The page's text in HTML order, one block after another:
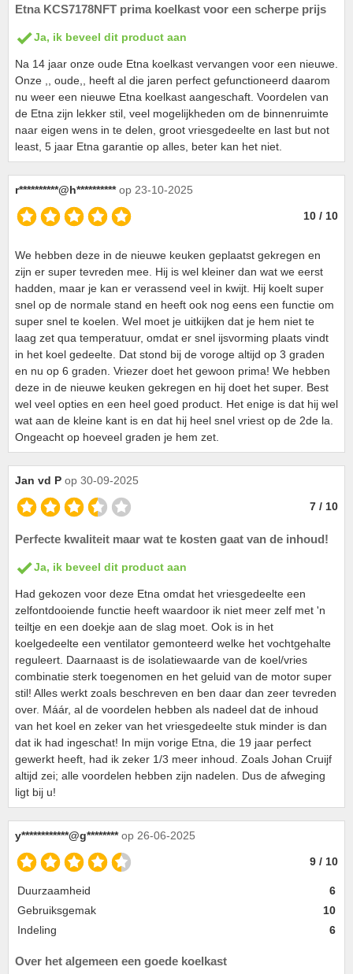
Etna KCS7178NFT prima koelkast voor een scherpe prijs
Ja, ik beveel dit product aan
Na 14 jaar onze oude Etna koelkast vervangen voor een nieuwe.
Onze ,, oude,, heeft al die jaren perfect gefunctioneerd daarom
nu weer een nieuwe Etna koelkast aangeschaft. Voordelen van
de Etna zijn lekker stil, veel mogelijkheden om de binnenruimte
naar eigen wens in te delen, groot vriesgedeelte en last but not
least, 5 jaar Etna garantie op alles, beter kan het niet.
r**********@h********** op 23-10-2025
10 / 10
We hebben deze in de nieuwe keuken geplaatst gekregen en
zijn er super tevreden mee. Hij is wel kleiner dan wat we eerst
hadden, maar je kan er verassend veel in kwijt. Hij koelt super
snel op de normale stand en heeft ook nog eens een functie om
super snel te koelen. Wel moet je uitkijken dat je hem niet te
laag zet qua temperatuur, omdat er snel ijsvorming plaats vindt
in het koel gedeelte. Dat stond bij de voroge altijd op 3 graden
en nu op 6 graden. Vriezer doet het gewoon prima! We hebben
deze in de nieuwe keuken gekregen en hij doet het super. Best
wel veel opties en een heel goed product. Het enige is dat hij wel
wat aan de kleine kant is en dat hij heel snel vriest op de 2de la.
Ongeacht op hoeveel graden je hem zet.
Jan vd P op 30-09-2025
7 / 10
Perfecte kwaliteit maar wat te kosten gaat van de inhoud!
Ja, ik beveel dit product aan
Had gekozen voor deze Etna omdat het vriesgedeelte een
zelfontdooiende functie heeft waardoor ik niet meer zelf met 'n
teiltje en een doekje aan de slag moet. Ook is in het
koelgedeelte een ventilator gemonteerd welke het vochtgehalte
reguleert. Daarnaast is de isolatiewaarde van de koel/vries
combinatie sterk toegenomen en het geluid van de motor super
stil! Alles werkt zoals beschreven en ben daar dan zeer tevreden
over. Máár, al de voordelen hebben als nadeel dat de inhoud
van het koel en zeker van het vriesgedeelte stuk minder is dan
dat ik had ingeschat! In mijn vorige Etna, die 19 jaar perfect
gewerkt heeft, had ik zeker 1/3 meer inhoud. Zoals Johan Cruijf
altijd zei; alle voordelen hebben zijn nadelen. Dus de afweging
ligt bij u!
y************@g******** op 26-06-2025
9 / 10
Duurzaamheid
6
Gebruiksgemak
10
Indeling
6
Over het algemeen een goede koelkast